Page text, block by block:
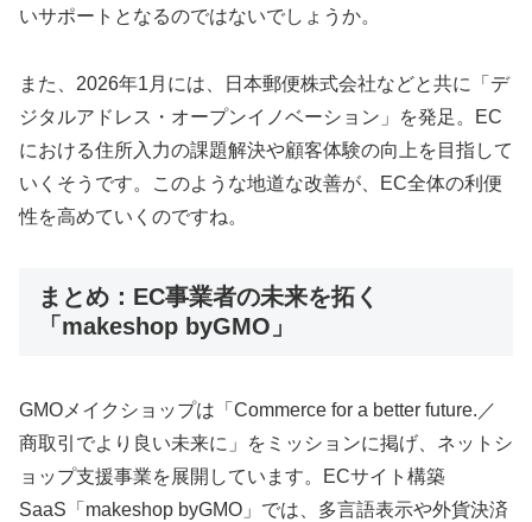
いサポートとなるのではないでしょうか。
また、2026年1月には、日本郵便株式会社などと共に「デ
ジタルアドレス・オープンイノベーション」を発足。EC
における住所入力の課題解決や顧客体験の向上を目指して
いくそうです。このような地道な改善が、EC全体の利便
性を高めていくのですね。
まとめ：EC事業者の未来を拓く
「makeshop byGMO」
GMOメイクショップは「Commerce for a better future.／
商取引でより良い未来に」をミッションに掲げ、ネットシ
ョップ支援事業を展開しています。ECサイト構築
SaaS「makeshop byGMO」では、多言語表示や外貨決済